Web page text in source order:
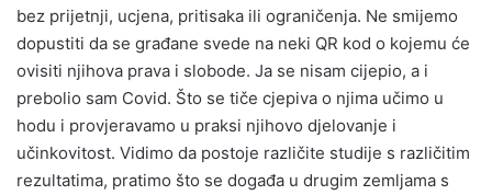
bez prijetnji, ucjena, pritisaka ili ograničenja. Ne smijemo
dopustiti da se građane svede na neki QR kod o kojemu će
ovisiti njihova prava i slobode. Ja se nisam cijepio, a i
prebolio sam Covid. Što se tiče cjepiva o njima učimo u
hodu i provjeravamo u praksi njihovo djelovanje i
učinkovitost. Vidimo da postoje različite studije s različitim
rezultatima, pratimo što se događa u drugim zemljama s